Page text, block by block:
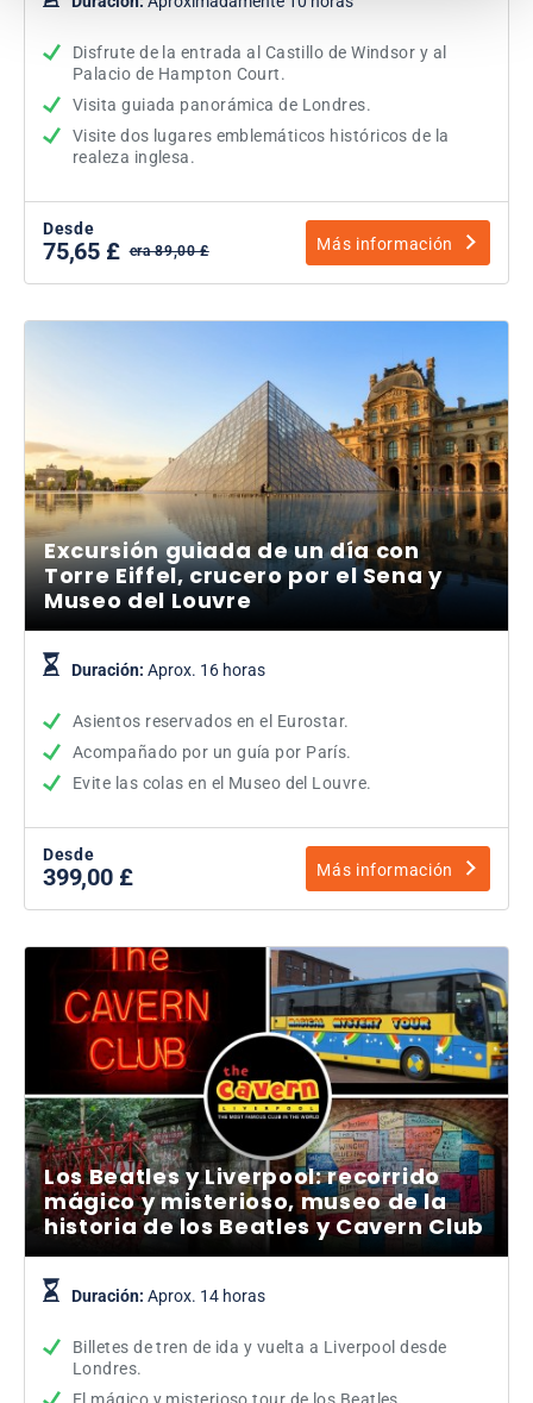
Disfrute de la entrada al Castillo de Windsor y al
Palacio de Hampton Court.
Visita guiada panorámica de Londres.
Visite dos lugares emblemáticos históricos de la
realeza inglesa.
Desde
75,65 £ era 89,00 £ Más información
Excursión guiada de un día con
Torre Eiffel, crucero por el Sena y
Museo del Louvre
Duración: Aprox. 16 horas
Asientos reservados en el Eurostar.
Acompañado por un guía por París.
Evite las colas en el Museo del Louvre.
Desde
399,00 £ Más información
Los Beatles y Liverpool: recorrido
mágico y misterioso, museo de la
historia de los Beatles y Cavern Club
Duración: Aprox. 14 horas
Billetes de tren de ida y vuelta a Liverpool desde
Londres.
El mágico y misterioso tour de los Beatles.